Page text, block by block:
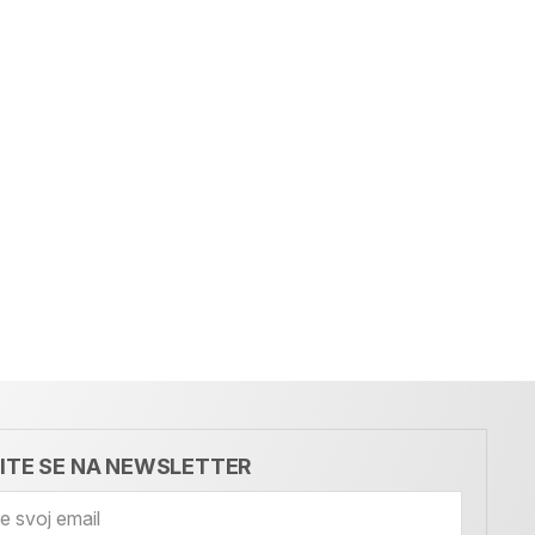
SE NA NEWSLETTER